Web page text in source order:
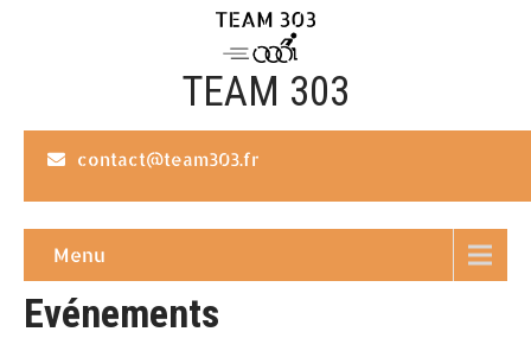
TEAM 303
contact@team303.fr
Menu
Evénements